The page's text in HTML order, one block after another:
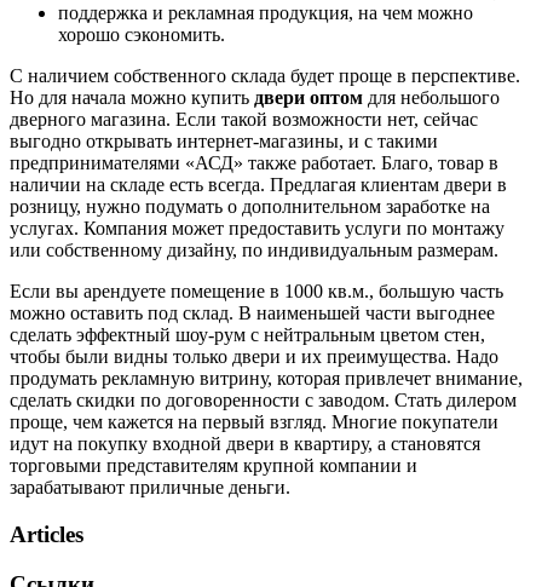
поддержка и рекламная продукция, на чем можно
хорошо сэкономить.
С наличием собственного склада будет проще в перспективе.
Но для начала можно купить двери оптом для небольшого
дверного магазина. Если такой возможности нет, сейчас
выгодно открывать интернет-магазины, и с такими
предпринимателями «АСД» также работает. Благо, товар в
наличии на складе есть всегда. Предлагая клиентам двери в
розницу, нужно подумать о дополнительном заработке на
услугах. Компания может предоставить услуги по монтажу
или собственному дизайну, по индивидуальным размерам.
Если вы арендуете помещение в 1000 кв.м., большую часть
можно оставить под склад. В наименьшей части выгоднее
сделать эффектный шоу-рум с нейтральным цветом стен,
чтобы были видны только двери и их преимущества. Надо
продумать рекламную витрину, которая привлечет внимание,
сделать скидки по договоренности с заводом. Стать дилером
проще, чем кажется на первый взгляд. Многие покупатели
идут на покупку входной двери в квартиру, а становятся
торговыми представителям крупной компании и
зарабатывают приличные деньги.
Articles